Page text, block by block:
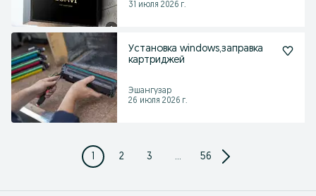
31 июля 2026 г.
Установка windows,заправка
картриджей
Эшангузар
26 июля 2026 г.
1 2 3 ... 56